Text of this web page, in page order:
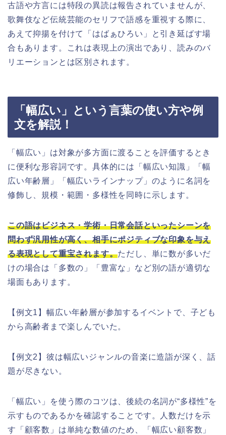
古語や方言には特段の異読は報告されていませんが、
歌舞伎など伝統芸能のセリフで語感を重視する際に、
あえて抑揚を付けて「はばぁひろい」と引き延ばす場
合もあります。これは表現上の演出であり、読みのバ
リエーションとは区別されます。
「幅広い」という言葉の使い方や例
文を解説！
「幅広い」は対象が多方面に渡ることを評価するとき
に便利な形容詞です。具体的には「幅広い知識」「幅
広い年齢層」「幅広いラインナップ」のように名詞を
修飾し、規模・範囲・多様性を同時に示します。
この語はビジネス・学術・日常会話といったシーンを
問わず汎用性が高く、相手にポジティブな印象を与え
る表現として重宝されます。ただし、単に数が多いだ
けの場合は「多数の」「豊富な」など別の語が適切な
場面もあります。
【例文1】幅広い年齢層が参加するイベントで、子ども
から高齢者まで楽しんでいた。
【例文2】彼は幅広いジャンルの音楽に造詣が深く、話
題が尽きない。
「幅広い」を使う際のコツは、後続の名詞が“多様性”を
示すものであるかを確認することです。人数だけを示
す「顧客数」は単純な数値のため、「幅広い顧客数」